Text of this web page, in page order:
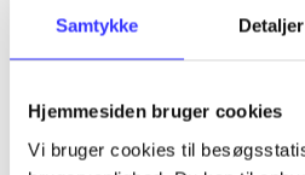
Samtykke Detaljer
Hjemmesiden bruger cookies
Vi bruger cookies til
lorem ipsum dolor sit
Tidsskrift
Artiklerne i handler ofte om